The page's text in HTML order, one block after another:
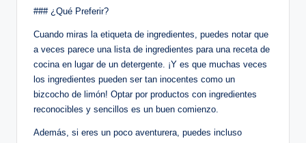
### ¿Qué Preferir?
Cuando miras la etiqueta de ingredientes, puedes notar que
a veces parece una lista de ingredientes para una receta de
cocina en lugar de un detergente. ¡Y es que muchas veces
los ingredientes pueden ser tan inocentes como un
bizcocho de limón! Optar por productos con ingredientes
reconocibles y sencillos es un buen comienzo.
Además, si eres un poco aventurera, puedes incluso